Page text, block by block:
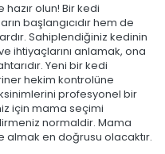
olun! Bir kedi
başlangıcıdır hem de
Sahiplendiğiniz kedinin
ihtiyaçlarını anlamak, ona
Yeni bir kedi
hekim kontrolüne
profesyonel bir
için mama seçimi
normaldir. Mama
almak en doğrusu olacaktır.